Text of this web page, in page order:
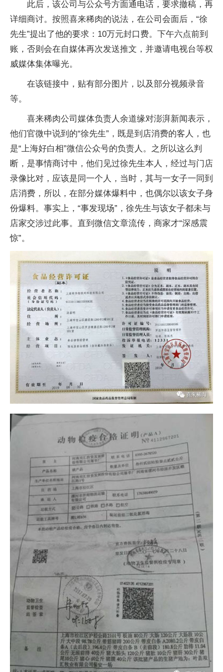
此后，该公司与公众号方面通电话，要求撤稿，再
详细商讨。按照喜来稀肉的说法，在公司会面后，“徐
先生”提出了他的要求：10万元封口费。下午六点前到
账，否则会在自媒体再次发送推文，并邀请电视台等权
威媒体集体曝光。
在该链接中，贴有部分图片，以及部分视频录音
等。
喜来稀肉公司媒体负责人余道缘对澎湃新闻表示，
他们官微中说到的“徐先生”，既是到店消费的客人，也
是“上海好白相”微信公众号的负责人。之所以这么判
断，是事情商讨中，他们见过徐先生本人，经过与门店
录像比对，应该是同一个人，当时，其与一女子一同到
店消费，所以，在部分媒体爆料中，也偶尔以该女子身
份爆料。事实上，“事发现场”，徐先生与该女子都未与
店家交涉过此事。直到微信文章流传，商家才“深感震
惊”。